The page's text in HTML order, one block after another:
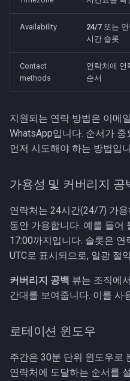
Availability 24/7 또는
시간 슬롯
Contact
methods
연락처에 연
순서
지원되는 연락 방법은 이메
WhatsApp입니다. 순서가
먼저 시도해야 하는 방법입
가용성 및 커버리지 공
연락처는 24시간(24/7) 가
동안 가용합니다. 예를 들어
17:00까지입니다. 슬롯은
UTC로 표시되므로, 일광 절
커버리지 공백 뷰는 조직에
간대를 보여줍니다. 이를 사
로테이션 윈도우
주간은 30분 단위 윈도우로
연락처에 도달하는 순서를